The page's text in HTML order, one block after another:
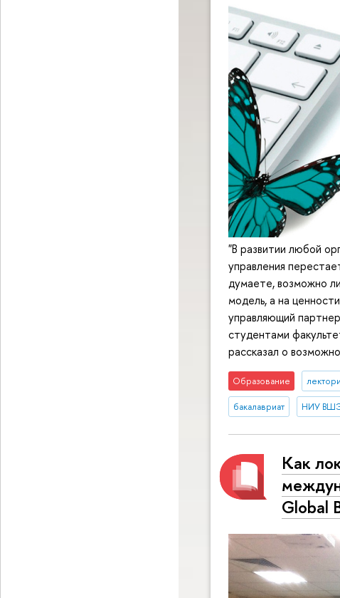
"В развитии любой
управления
думаете, возможно
модель, а на
управляющий
студентами
рассказал о
Образование
бакалавриат НИУ
Как
Global